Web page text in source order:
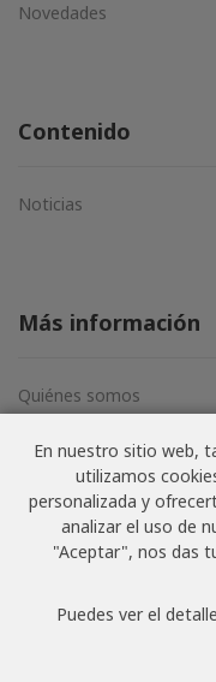
En nuestro sitio web,
utilizamos
personalizada y
analizar el uso de
"Aceptar", nos das
Puedes ver el
Novedades
Contenido
Noticias
Más información
Quiénes somos
Términos y condiciones
Política de privacidad
©
reservados ·